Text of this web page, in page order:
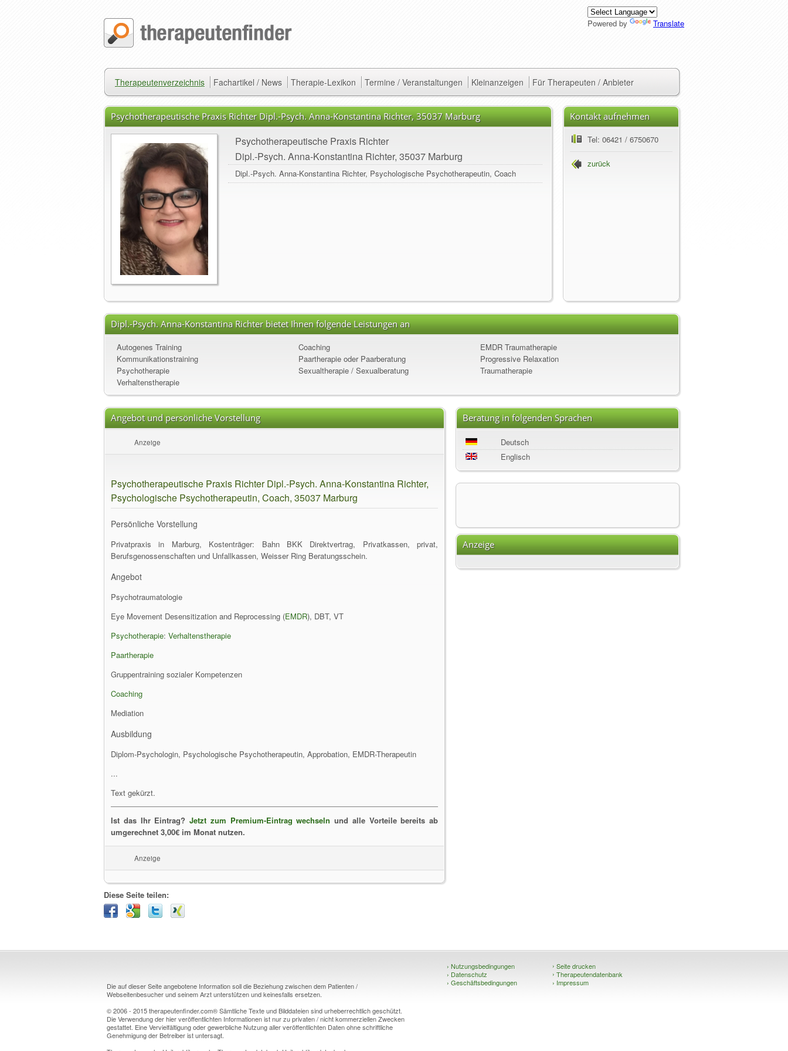
Powered by Translate
Therapeutenverzeichnis Fachartikel / News Therapie-Lexikon Termine / Veranstaltungen Kleinanzeigen Für Therapeuten / Anbieter
Psychotherapeutische Praxis Richter Dipl.-Psych. Anna-Konstantina Richter, 35037 Marburg
Psychotherapeutische Praxis Richter
Dipl.-Psych. Anna-Konstantina Richter, 35037 Marburg
Dipl.-Psych. Anna-Konstantina Richter, Psychologische Psychotherapeutin, Coach
Kontakt aufnehmen
Tel: 06421 / 6750670
zurück
Dipl.-Psych. Anna-Konstantina Richter bietet Ihnen folgende Leistungen an
Autogenes Training Coaching
EMDR Traumatherapie
Kommunikationstraining
Paartherapie oder Paarberatung
Progressive Relaxation
Psychotherapie
Sexualtherapie / Sexualberatung
Traumatherapie
Verhaltenstherapie
Angebot und persönliche Vorstellung
Anzeige
Psychotherapeutische Praxis Richter Dipl.-Psych. Anna-Konstantina Richter,
Psychologische Psychotherapeutin, Coach, 35037 Marburg
Persönliche Vorstellung
Privatpraxis in Marburg, Kostenträger: Bahn BKK Direktvertrag, Privatkassen, privat,
Berufsgenossenschaften und Unfallkassen, Weisser Ring Beratungsschein.
Angebot
Psychotraumatologie
Eye Movement Desensitization and Reprocessing (EMDR), DBT, VT
Psychotherapie: Verhaltenstherapie
Paartherapie
Gruppentraining sozialer Kompetenzen
Coaching
Mediation
Ausbildung
Diplom-Psychologin, Psychologische Psychotherapeutin, Approbation, EMDR-Therapeutin
...
Text gekürzt.
Ist das Ihr Eintrag? Jetzt zum Premium-Eintrag wechseln und alle Vorteile bereits ab
umgerechnet 3,00€ im Monat nutzen.
Anzeige
Diese Seite teilen:
Beratung in folgenden Sprachen
Deutsch
Englisch
Anzeige
Die auf dieser Seite angebotene Information soll die Beziehung zwischen dem Patienten /
Webseitenbesucher und seinem Arzt unterstützen und keinesfalls ersetzen.
© 2006 - 2015 therapeutenfinder.com® Sämtliche Texte und Bilddateien sind urheberrechtlich geschützt.
Die Verwendung der hier veröffentlichten Informationen ist nur zu privaten / nicht kommerziellen Zwecken
gestattet. Eine Vervielfältigung oder gewerbliche Nutzung aller veröffentlichten Daten ohne schriftliche
Genehmigung der Betreiber ist untersagt.
› Nutzungsbedingungen
› Datenschutz
› Geschäftsbedingungen
› Seite drucken
› Therapeutendatenbank
› Impressum